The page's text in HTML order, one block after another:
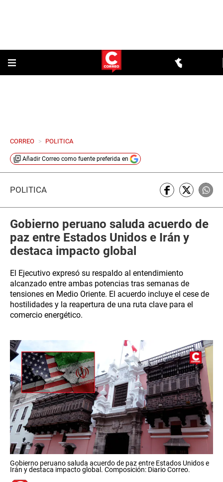
CORREO > POLITICA
Añadir Correo como fuente preferida en
POLÍTICA
Gobierno peruano saluda acuerdo de
paz entre Estados Unidos e Irán y
destaca impacto global
El Ejecutivo expresó su respaldo al entendimiento
alcanzado entre ambas potencias tras semanas de
tensiones en Medio Oriente. El acuerdo incluye el cese de
hostilidades y la reapertura de una ruta clave para el
comercio energético.
Gobierno peruano saluda acuerdo de paz entre Estados Unidos e
Irán y destaca impacto global. Composición: Diario Correo.